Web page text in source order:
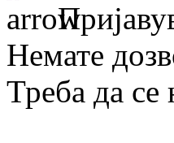
Немате
Треба да се